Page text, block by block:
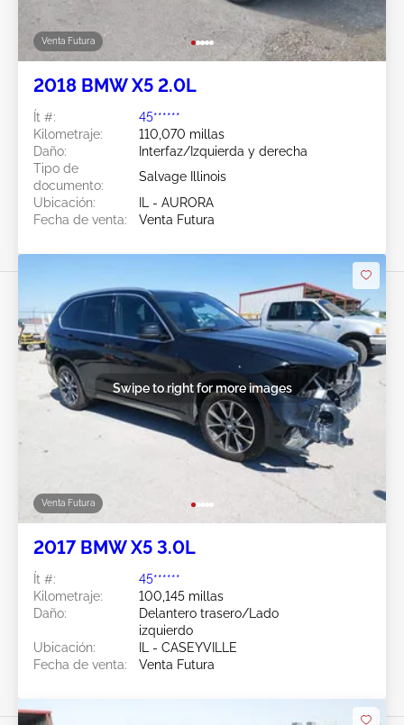
Venta Futura
2018 BMW X5 2.0L
Ít #:
45******
Kilometraje:
110,070 millas
Daño:
Interfaz/Izquierda y derecha
Tipo de
documento:
Salvage Illinois
Ubicación:
IL - AURORA
Fecha de venta:
Venta Futura
Venta Futura
Swipe to right for more images
2017 BMW X5 3.0L
Ít #:
45******
Kilometraje:
100,145 millas
Daño:
Delantero trasero/Lado
izquierdo
Ubicación:
IL - CASEYVILLE
Fecha de venta:
Venta Futura